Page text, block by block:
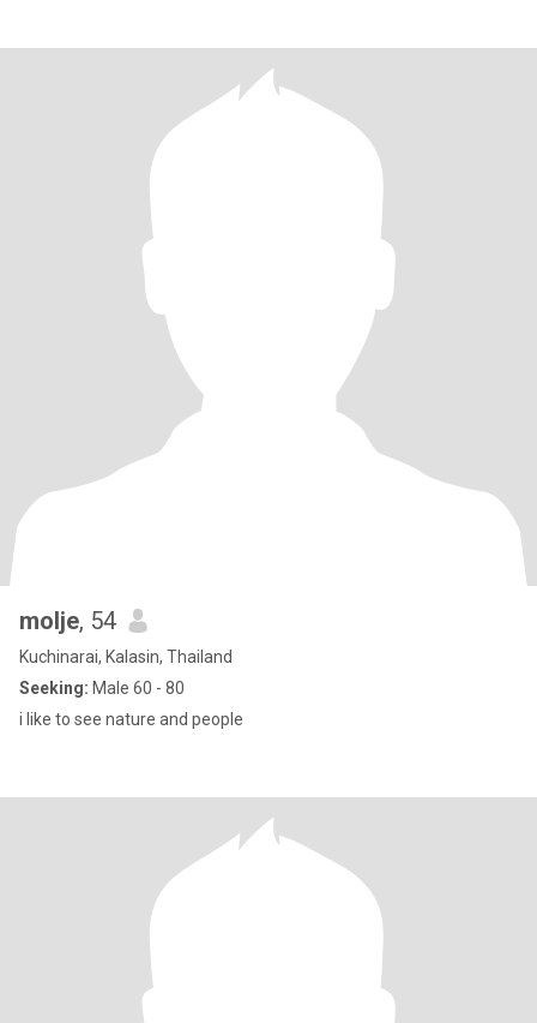
molje, 54
Kuchinarai, Kalasin, Thailand
Seeking: Male 60 - 80
i like to see nature and people